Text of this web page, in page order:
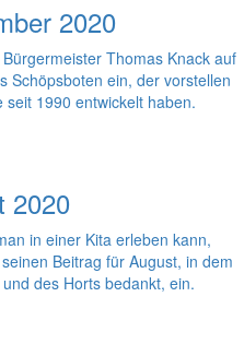
2020
Thomas Knack auf
Schöpsboten ein, der vorstellen
1990 entwickelt haben.
2020
in einer Kita erleben kann,
Beitrag für August, in dem
des Horts bedankt, ein.